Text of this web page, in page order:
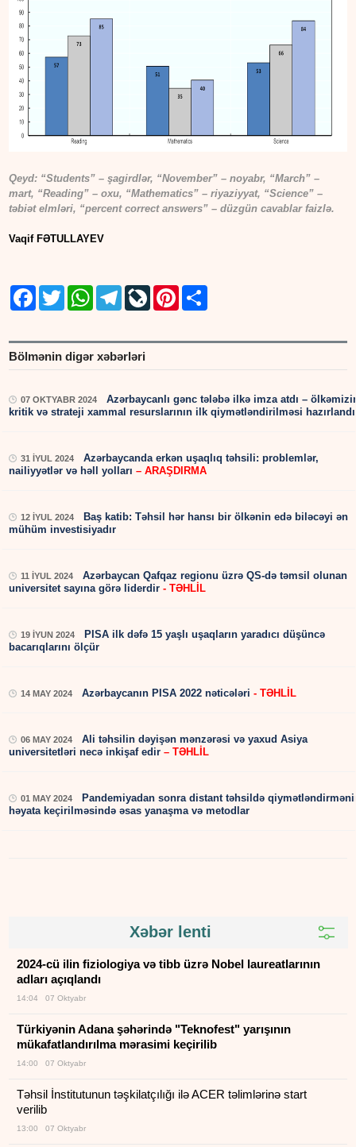
Qeyd: “Students” – şagirdlər, “November” – noyabr, “March” –
mart, “Reading” – oxu, “Mathematics” – riyaziyyat, “Science” –
təbiət elmləri, “percent correct answers” – düzgün cavablar faizlə.
Vaqif FƏTULLAYEV
FacebookTwitter WhatsAppTelegramLiveJournal
Pinterest
Bölmənin digər xəbərləri
07 OKTYABR 2024
Azərbaycanlı gənc tələbə ilkə imza atdı –
kritik və strateji xammal resurslarının ilk qiymətləndirilməsi hazırlandı
31 İYUL 2024
Azərbaycanda erkən uşaqlıq təhsili: problemlər,
nailiyyətlər və həll yolları– ARAŞDIRMA
12 İYUL 2024
Baş katib: Təhsil hər hansı bir ölkənin edə biləcəyi ən
mühüm investisiyadır
11 İYUL 2024
Azərbaycan Qafqaz regionu üzrə QS-də təmsil olunan
universitet sayına görə liderdir - TƏHLİL
19 İYUN 2024
PISA ilk dəfə 15 yaşlı uşaqların yaradıcı düşüncə
bacarıqlarını ölçür
14 MAY 2024 Azərbaycanın PISA 2022 nəticələri- TƏHLİL
06 MAY 2024
Ali təhsilin dəyişən mənzərəsi və yaxud Asiya
universitetləri necə inkişaf edir– TƏHLİL
01 MAY 2024
Pandemiyadan sonra distant təhsildə
həyata keçirilməsində əsas yanaşma və metodlar
Xəbər lenti
2024-cü ilin fiziologiya və tibb üzrə Nobel laureatlarının
adları açıqlandı
14:04 07 Oktyabr
Türkiyənin Adana şəhərində "Teknofest" yarışının
mükafatlandırılma mərasimi keçirilib
14:00 07 Oktyabr
Təhsil İnstitutunun təşkilatçılığı ilə ACER təlimlərinə start
verilib
13:00 07 Oktyabr